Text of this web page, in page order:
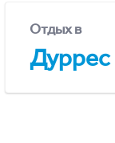
Отдых в
Дуррес